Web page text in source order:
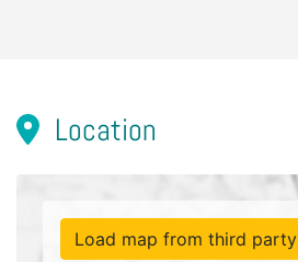
Location
Load map from third party